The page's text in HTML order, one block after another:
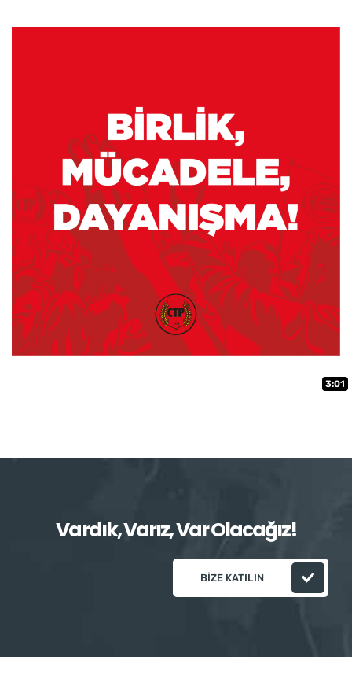
3:01
Vardık, Varız, Var Olacağız!
BIZE KATILIN